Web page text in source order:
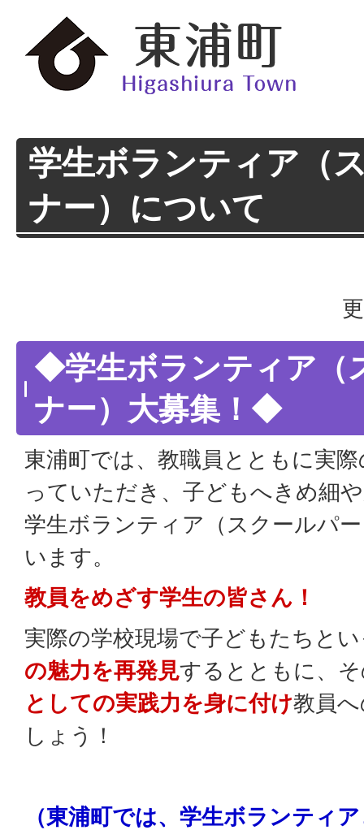
学生ボランティア（
ナー）について
◆学生ボランティア（
ナー）大募集！◆
東浦町では、教職員とともに実
っていただき、子どもへきめ細
学生ボランティア（スクールパ
います。
教員をめざす学生の皆さん！
実際の学校現場で子どもたちと
の魅力を再発見するとともに、
としての実践力を身に付け教員
しょう！
（東浦町では、学生ボランティ